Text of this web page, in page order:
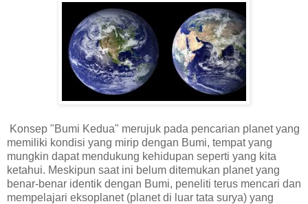
Konsep "Bumi Kedua" merujuk pada pencarian planet yang
memiliki kondisi yang mirip dengan Bumi, tempat yang
mungkin dapat mendukung kehidupan seperti yang kita
ketahui. Meskipun saat ini belum ditemukan planet yang
benar-benar identik dengan Bumi, peneliti terus mencari dan
mempelajari eksoplanet (planet di luar tata surya) yang